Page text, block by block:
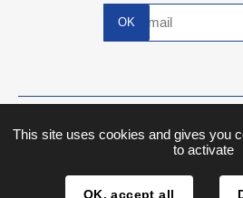
Inscription
This site uses cookies and gives you
to activate
OK, accept all